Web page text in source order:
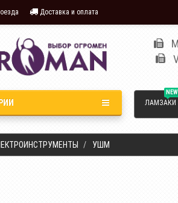
Доставка и оплата
NEW
ЛАМЗАКИ
УШМ